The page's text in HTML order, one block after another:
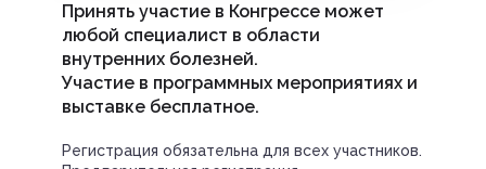
Принять участие в Конгрессе может
любой специалист в области
внутренних болезней.
Участие в программных мероприятиях и
выставке бесплатное.
Регистрация обязательна для всех участников.